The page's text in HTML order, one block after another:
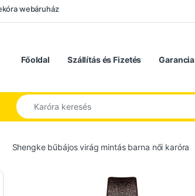
webáruház
Főoldal Szállítás és Fizetés Garancia
Keresés a következőre:
Shengke bűbájos virág mintás barna női karóra